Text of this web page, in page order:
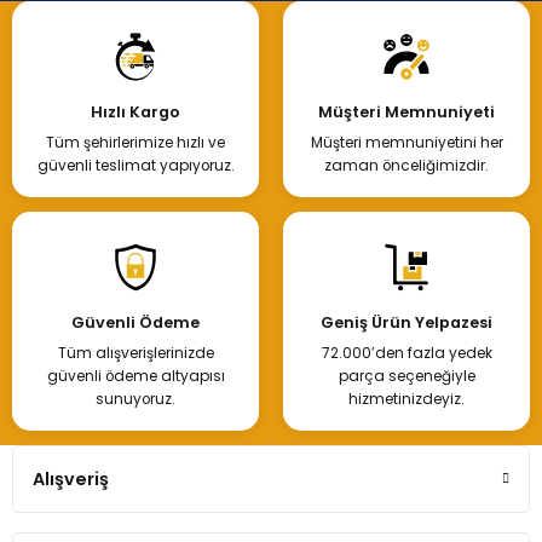
Hızlı Kargo
Tüm şehirlerimize hızlı ve
güvenli teslimat yapıyoruz.
Müşteri Memnuniyeti
Müşteri memnuniyetini her
zaman önceliğimizdir.
Güvenli Ödeme
Tüm alışverişlerinizde
güvenli ödeme altyapısı
sunuyoruz.
Geniş Ürün Yelpazesi
72.000’den fazla yedek
parça seçeneğiyle
hizmetinizdeyiz.
Alışveriş